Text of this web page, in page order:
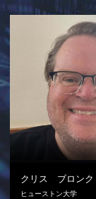
クリス ブロンク
ヒューストン大学